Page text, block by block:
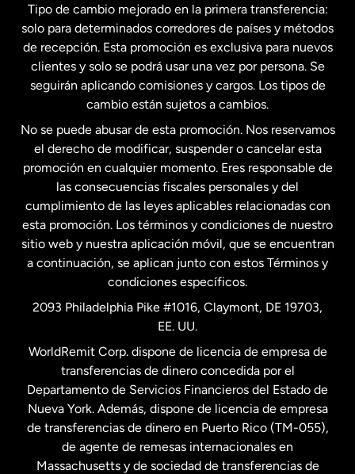
Estados Unidos English
Estados Unidos Español
Francia
Malasia
Nueva Zelanda
Países Bajos
Suecia
Tipo de cambio mejorado en la primera transferencia:
solo para determinados corredores de países y métodos
de recepción. Esta promoción es exclusiva para nuevos
clientes y solo se podrá usar una vez por persona. Se
seguirán aplicando comisiones y cargos. Los tipos de
cambio están sujetos a cambios.
No se puede abusar de esta promoción. Nos reservamos
el derecho de modificar, suspender o cancelar esta
promoción en cualquier momento. Eres responsable de
las consecuencias fiscales personales y del
cumplimiento de las leyes aplicables relacionadas con
esta promoción. Los términos y condiciones de nuestro
sitio web y nuestra aplicación móvil, que se encuentran
a continuación, se aplican junto con estos Términos y
condiciones específicos.
2093 Philadelphia Pike #1016, Claymont, DE 19703,
EE. UU.
WorldRemit Corp. dispone de licencia de empresa de
transferencias de dinero concedida por el
Departamento de Servicios Financieros del Estado de
Nueva York. Además, dispone de licencia de empresa
de transferencias de dinero en Puerto Rico (TM-055),
de agente de remesas internacionales en
Massachusetts y de sociedad de transferencias de